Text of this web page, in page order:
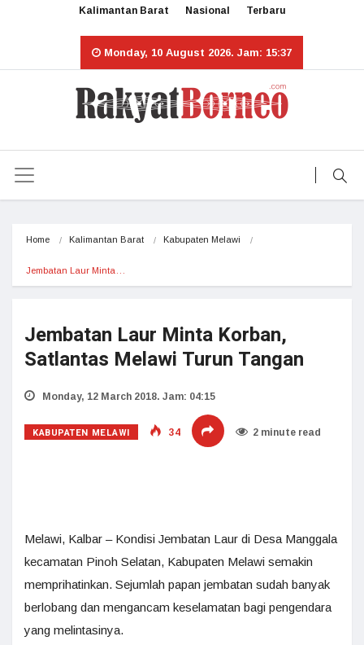
Kalimantan Barat Nasional Terbaru
Monday, 10 August 2026. Jam: 15:37
Home Kalimantan Barat Kabupaten Melawi
Jembatan Laur Minta…
Jembatan Laur Minta Korban,
Satlantas Melawi Turun Tangan
Monday, 12 March 2018. Jam: 04:15
KABUPATEN MELAWI 34 2 minute read
Melawi, Kalbar – Kondisi Jembatan Laur di Desa Manggala
kecamatan Pinoh Selatan, Kabupaten Melawi semakin
memprihatinkan. Sejumlah papan jembatan sudah banyak
berlobang dan mengancam keselamatan bagi pengendara
yang melintasinya.